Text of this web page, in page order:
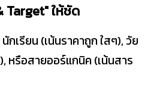
Target" ให้ชัด
กเรียน (เน้นราคาถูก ใสๆ), วัย
หรือสายออร์แกนิค (เน้นสาร